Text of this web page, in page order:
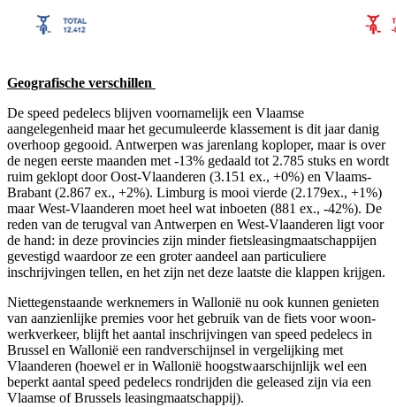
Geografische verschillen
De speed pedelecs blijven voornamelijk een Vlaamse
aangelegenheid maar het gecumuleerde klassement is dit jaar danig
overhoop gegooid. Antwerpen was jarenlang koploper, maar is over
de negen eerste maanden met -13% gedaald tot 2.785 stuks en wordt
ruim geklopt door Oost-Vlaanderen (3.151 ex., +0%) en Vlaams-
Brabant (2.867 ex., +2%). Limburg is mooi vierde (2.179ex., +1%)
maar West-Vlaanderen moet heel wat inboeten (881 ex., -42%). De
reden van de terugval van Antwerpen en West-Vlaanderen ligt voor
de hand: in deze provincies zijn minder fietsleasingmaatschappijen
gevestigd waardoor ze een groter aandeel aan particuliere
inschrijvingen tellen, en het zijn net deze laatste die klappen krijgen.
Niettegenstaande werknemers in Wallonië nu ook kunnen genieten
van aanzienlijke premies voor het gebruik van de fiets voor woon-
werkverkeer, blijft het aantal inschrijvingen van speed pedelecs in
Brussel en Wallonië een randverschijnsel in vergelijking met
Vlaanderen (hoewel er in Wallonië hoogstwaarschijnlijk wel een
beperkt aantal speed pedelecs rondrijden die geleased zijn via een
Vlaamse of Brussels leasingmaatschappij).